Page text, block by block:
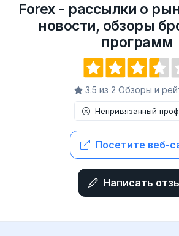
Forex - рассылки о
новости, обзоры
программ
3.5 из 2 Обзоры и
Непривязанный
Посетите веб-
Написать